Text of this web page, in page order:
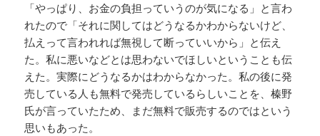
「やっぱり、お金の負担っていうのが気になる」と言わ
れたので「それに関してはどうなるかわからないけど、
払えって言われれば無視して断っていいから」と伝え
た。私に悪いなどとは思わないでほしいということも伝
えた。実際にどうなるかはわからなかった。私の後に発
売している人も無料で発売しているらしいことを、榛野
氏が言っていたため、まだ無料で販売するのではという
思いもあった。